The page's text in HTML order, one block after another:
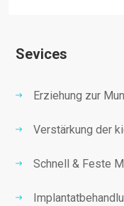
Sevices
Erziehung zur
Verstärkung der
Schnell & Feste